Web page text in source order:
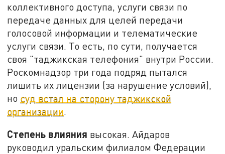
коллективного доступа, услуги связи по
передаче данных для целей передачи
голосовой информации и телематические
услуги связи. То есть, по сути, получается
своя "таджикская телефония" внутри России.
Роскомнадзор три года подряд пытался
лишить их лицензии (за нарушение условий),
но суд встал на сторону таджикской
организации.
Степень влияния высокая. Айдаров
руководил уральским филиалом Федерации